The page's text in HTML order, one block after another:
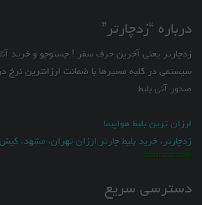
درباره “زدچارتر”
زدچارتر یعنی آخرین حرف سفر ! جستوجو و خرید
سیستمی در کلیه مسیرها با ضمانت ارزانترین نرخ
صدور آنی بلیط
ارزان ترین بلیط هواپیما
زدچارتر، خرید بلیط چارتر ارزان تهران، مشهد،
zedcharter.com
دسترسی سریع